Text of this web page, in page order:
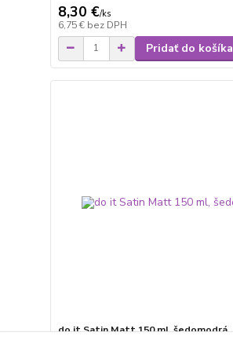
8,30 €/ks
6,75 € bez DPH
Pridať do košíka
do it Satin Matt 150 ml, šedomodrá